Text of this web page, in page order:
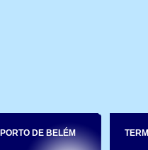
PORTO DE BELÉM